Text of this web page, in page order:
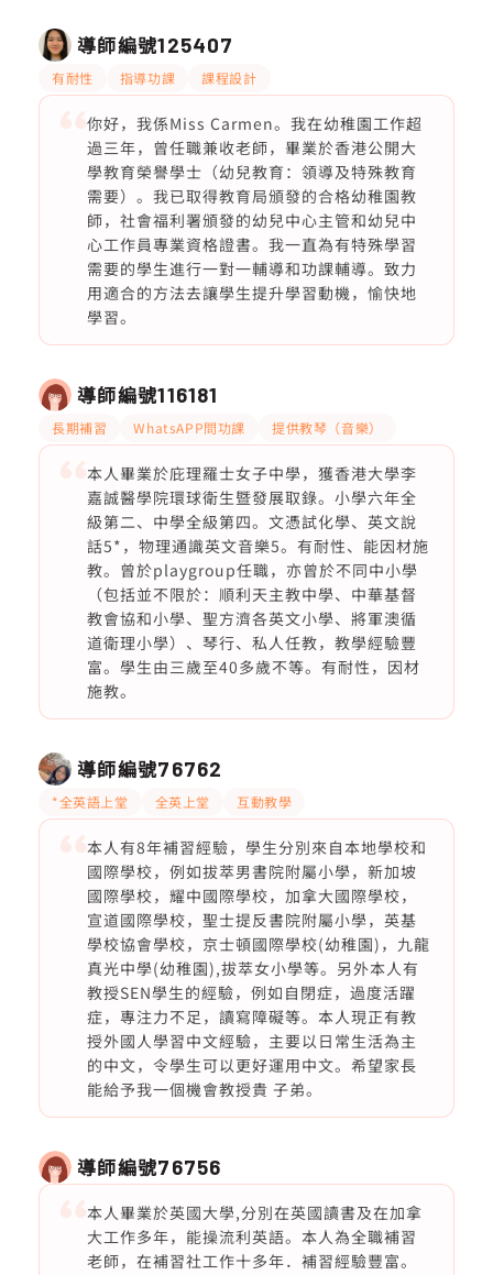
導師編號125407
有耐性 指導功課 課程設計
你好，我係Miss Carmen。我在幼稚園工作超
過三年，曾任職兼收老師，畢業於香港公開大
學教育榮譽學士（幼兒教育：領導及特殊教育
需要）。我已取得教育局頒發的合格幼稚園教
師，社會福利署頒發的幼兒中心主管和幼兒中
心工作員專業資格證書。我一直為有特殊學習
需要的學生進行一對一輔導和功課輔導。致力
用適合的方法去讓學生提升學習動機，愉快地
學習。
導師編號116181
長期補習 WhatsAPP問功課 提供教琴（音樂）
本人畢業於庇理羅士女子中學，獲香港大學李
嘉誠醫學院環球衛生暨發展取錄。小學六年全
級第二、中學全級第四。文憑試化學、英文說
話5*，物理通識英文音樂5。有耐性、能因材施
教。曾於playgroup任職，亦曾於不同中小學
（包括並不限於：順利天主教中學、中華基督
教會協和小學、聖方濟各英文小學、將軍澳循
道衛理小學）、琴行、私人任教，教學經驗豐
富。學生由三歲至40多歲不等。有耐性，因材
施教。
導師編號76762
*全英語上堂 全英上堂 互動教學
本人有8年補習經驗，學生分別來自本地學校和
國際學校，例如拔萃男書院附屬小學，新加坡
國際學校，耀中國際學校，加拿大國際學校，
宣道國際學校，聖士提反書院附屬小學，英基
學校協會學校，京士頓國際學校(幼稚園)，九龍
真光中學(幼稚園),拔萃女小學等。另外本人有
教授SEN學生的經驗，例如自閉症，過度活躍
症，專注力不足，讀寫障礙等。本人現正有教
授外國人學習中文經驗，主要以日常生活為主
的中文，令學生可以更好運用中文。希望家長
能給予我一個機會教授貴 子弟。
導師編號76756
本人畢業於英國大學,分別在英國讀書及在加拿
大工作多年，能操流利英語。本人為全職補習
老師，在補習社工作十多年．補習經驗豐富。